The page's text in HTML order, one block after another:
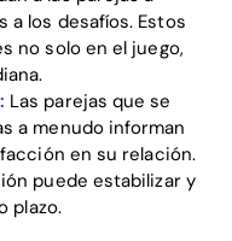
los desafíos. Estos
no solo en el juego,
Las parejas que se
a menudo informan
en su relación.
puede estabilizar y
plazo.